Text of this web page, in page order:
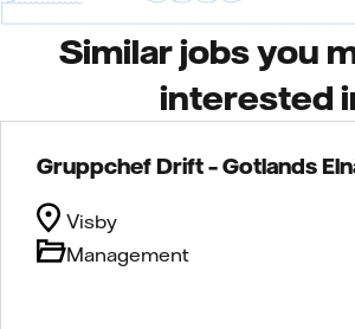
Similar jobs you
interested
Gruppchef Drift – Gotlands
Management
Visby